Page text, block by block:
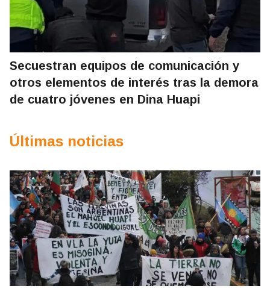
Secuestran equipos de comunicación y
otros elementos de interés tras la demora
de cuatro jóvenes en Dina Huapi
Últimas noticias